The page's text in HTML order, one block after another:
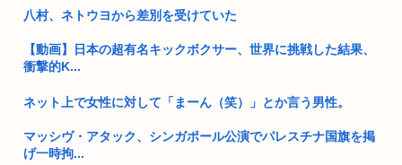
八村、ネトウヨから差別を受けていた
【動画】日本の超有名キックボクサー、世界に挑戦した結果、
衝撃的K...
ネット上で女性に対して「まーん（笑）」とか言う男性。
マッシヴ・アタック、シンガポール公演でパレスチナ国旗を掲
げ一時拘...